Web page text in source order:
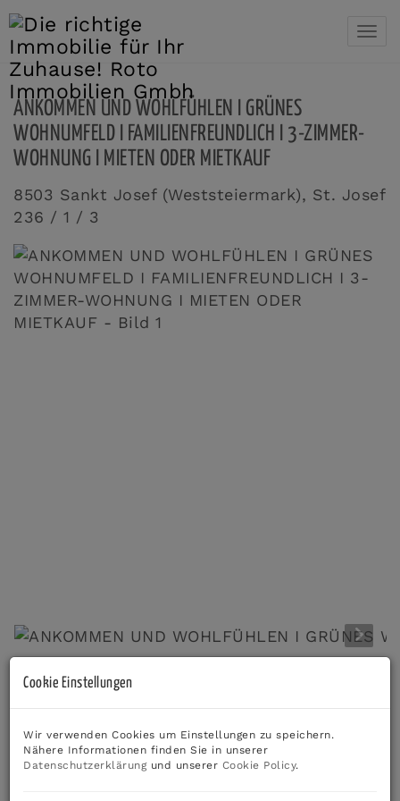
ANKOMMEN UND WOHLFÜHLEN I GRÜNES
WOHNUMFELD I FAMILIENFREUNDLICH I 3-ZIMMER-
WOHNUNG I MIETEN ODER MIETKAUF
8503 Sankt Josef (Weststeiermark), St. Josef
236 / 1 / 3
Beschreibung
SONNIGE 3-ZIMMER-WOHNUNG MIT BALKON –
MODERNES WOHNEN IN RUHIGER LAGE
Cookie Einstellungen
Wir verwenden Cookies um Einstellungen zu speichern.
Nähere Informationen finden Sie in unserer
Datenschutzerklärungund unserer Cookie Policy.